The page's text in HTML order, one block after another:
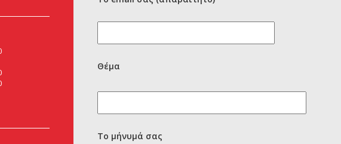
Θέμα
Το μήνυμά σας